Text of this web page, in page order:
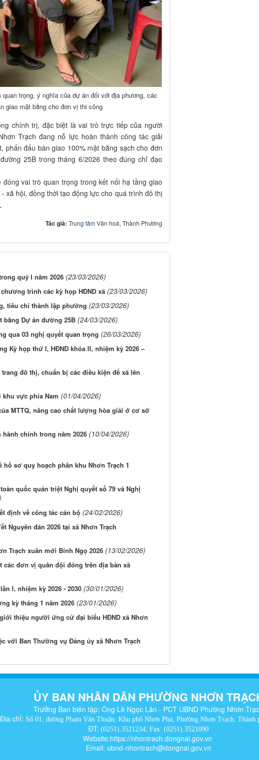
trọng, ý nghĩa của dự án đối với địa phương, các
giao mặt bằng cho đơn vị thi công
chính trị, đặc biệt là vai trò trực tiếp của người
Trạch đang nỗ lực hoàn thành công tác giải
phấn đấu bàn giao 100% mặt bằng sạch cho đơn
25B trong tháng 6/2026 theo đúng chỉ đạo
vai trò quan trọng trong kết nối hạ tầng giao
xã hội, đồng thời tạo động lực cho quá trình đô thị
.
Tác giả: Trung tâm Văn hoá, Thành Phương
quý I năm 2026 (23/03/2026)
trình các kỳ họp HĐND xã (23/03/2026)
tiêu chí thành lập phường (23/03/2026)
bằng Dự án đường 25B (24/03/2026)
qua 03 nghị quyết quan trọng (26/03/2026)
Kỳ họp thứ I, HĐND khóa II, nhiệm kỳ 2026 –
đô thị, chuẩn bị các điều kiện để xã lên
vực phía Nam (01/04/2026)
MTTQ, nâng cao chất lượng hòa giải ở cơ sở
chính trong năm 2026 (10/04/2026)
sơ quy hoạch phân khu Nhơn Trạch 1
quốc quán triệt Nghị quyết số 79 và Nghị
định về công tác cán bộ (24/02/2026)
Nguyên đán 2026 tại xã Nhơn Trạch
Trạch xuân mới Bính Ngọ 2026 (13/02/2026)
các đơn vị quân đội đóng trên địa bàn xã
I, nhiệm kỳ 2026 - 2030 (30/01/2026)
kỳ tháng 1 năm 2026 (23/01/2026)
thiệu người ứng cử đại biểu HĐND xã Nhơn
với Ban Thường vụ Đảng ủy xã Nhơn Trạch
ỦY BAN NHÂN DÂN PHƯỜNG NHƠN
Trưởng Ban biên tập: Ông Lê Ngọc Lân - PCT UBND Phường Nhơn
Địa chỉ: Số 01, đường Phạm Văn Thuận, Khu phố Nhơn Phú, Phường Nhơn Trạch, Thành
ĐT: (0251).3521234, Fax: (0251).3521090
Website:https://nhontrach.dongnai.gov.vn
Email: ubnd-nhontrach@dongnai.gov.vn​